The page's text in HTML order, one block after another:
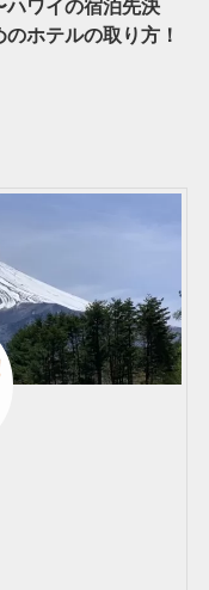
ハワイの宿泊先決
ホテルの取り方！